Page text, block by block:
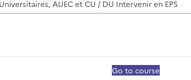
Go to course